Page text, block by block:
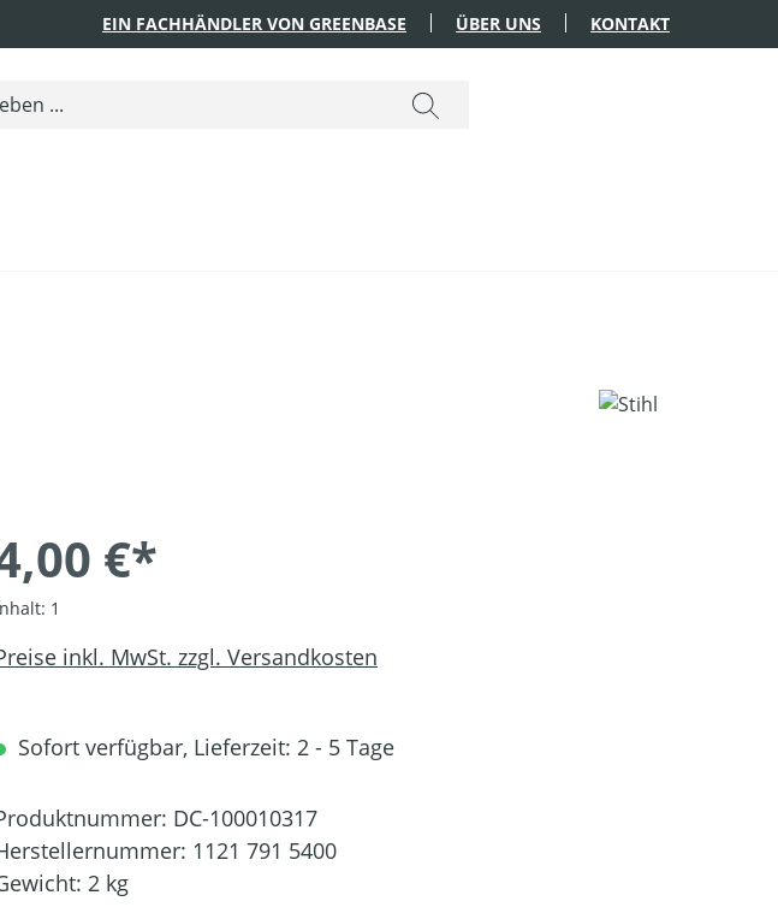
EIN FACHHÄNDLER VON GREENBASE ÜBER UNS KONTAKT
€*
1
inkl. MwSt. zzgl. Versandkosten
Sofort verfügbar, Lieferzeit: 2 - 5 Tage
DC-100010317
1121 791 5400
2 kg